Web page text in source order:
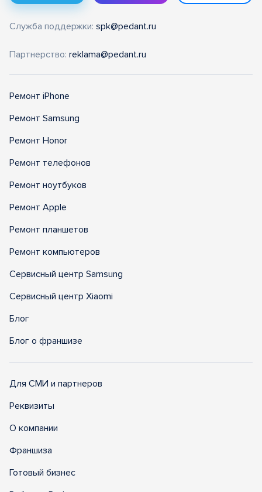
Служба поддержки: spk@pedant.ru
Партнерство: reklama@pedant.ru
Ремонт iPhone
Ремонт Samsung
Ремонт Honor
Ремонт телефонов
Ремонт ноутбуков
Ремонт Apple
Ремонт планшетов
Ремонт компьютеров
Сервисный центр Samsung
Сервисный центр Xiaomi
Блог
Блог о франшизе
Для СМИ и партнеров
Реквизиты
О компании
Франшиза
Готовый бизнес